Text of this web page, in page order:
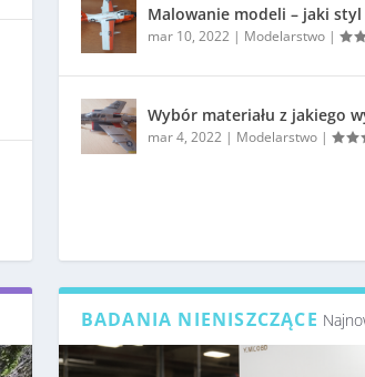
Malowanie modeli – jaki
mar 10, 2022 | Modelarstwo|
Wybór materiału z jakiego
mar 4, 2022 | Modelarstwo|
BADANIA NIENISZCZĄCE